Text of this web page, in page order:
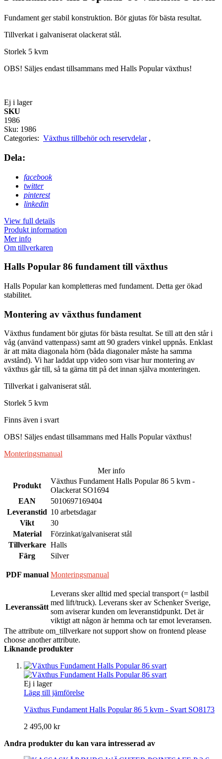
Fundament ger stabil konstruktion. Bör gjutas för bästa resultat.
Tillverkat i galvaniserat olackerat stål.
Storlek 5 kvm
OBS! Säljes endast tillsammans med Halls Popular växthus!
Ej i lager
SKU
1986
Sku: 1986
Categories: Växthus tillbehör och reservdelar ,
Dela:
facebook
twitter
pinterest
linkedin
View full details
Produkt information
Mer info
Om tillverkaren
Halls Popular 86 fundament till växthus
Halls Popular kan kompletteras med fundament. Detta ger ökad
stabilitet.
Montering av växthus fundament
Växthus fundament bör gjutas för bästa resultat. Se till att den står i
våg (använd vattenpass) samt att 90 graders vinkel uppnås. Enklast
är att mäta diagonala hörn (båda diagonaler måste ha samma
avstånd). Vi har laddat upp video som visar hur montering av
växthus går till, så ta gärna titt på det innan själva monteringen.
Tillverkat i galvaniserat stål.
Storlek 5 kvm
Finns även i svart
OBS! Säljes endast tillsammans med Halls Popular växthus!
Monteringsmanual
Mer info
Produkt
Växthus Fundament Halls Popular 86 5 kvm -
Olackerat SO1694
EAN
5010697169404
Leveranstid 10 arbetsdagar
Vikt
30
Material
Förzinkat/galvaniserat stål
Tillverkare Halls
Färg
Silver
PDF manual Monteringsmanual
Leveranssätt
Leverans sker alltid med special transport (= lastbil
med lift/truck). Leverans sker av Schenker Sverige,
som aviserar kunden om leveranstidpunkt. Det är
viktigt att någon är hemma och tar emot leveransen.
The attribute om_tillverkare not support show on frontend please
choose another attribute.
Liknande produkter
Ej i lager
Lägg till jämförelse
Växthus Fundament Halls Popular 86 5 kvm - Svart SO8173
2 495,00 kr
Andra produkter du kan vara intresserad av